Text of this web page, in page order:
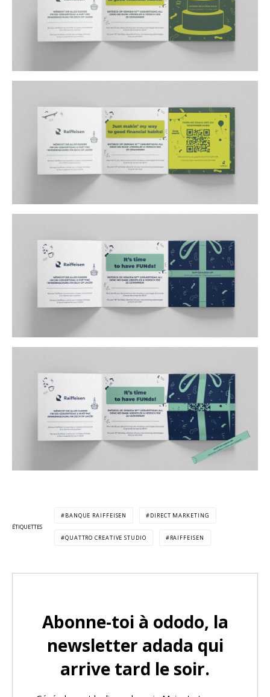
ÉTIQUETTES
BANQUE RAIFFEISEN DIRECT MARKETING
QUATTRO CREATIVE STUDIO RAIFFEISEN